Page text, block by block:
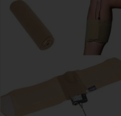
zur Befestigung von Funksendern an der
ZUM WARENKORB HINZUFÜGEN